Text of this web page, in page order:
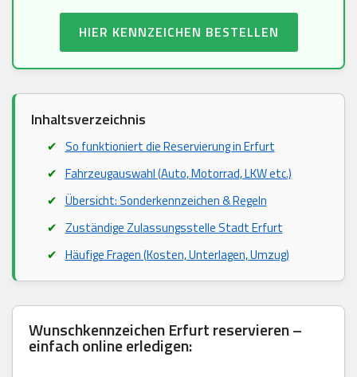
HIER KENNZEICHEN BESTELLEN
Inhaltsverzeichnis
So funktioniert die Reservierung in Erfurt
Fahrzeugauswahl (Auto, Motorrad, LKW etc.)
Übersicht: Sonderkennzeichen & Regeln
Zuständige Zulassungsstelle Stadt Erfurt
Häufige Fragen (Kosten, Unterlagen, Umzug)
Wunschkennzeichen Erfurt reservieren –
einfach online erledigen: